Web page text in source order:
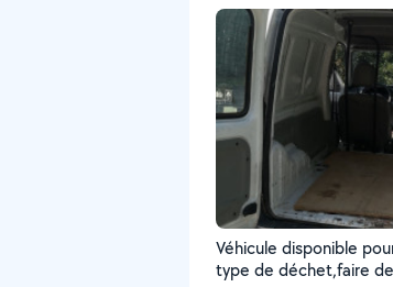
Véhicule disponible
type de déchet,faire